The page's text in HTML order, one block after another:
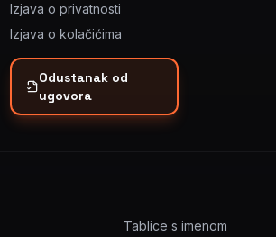
Izjava o privatnosti
Izjava o kolačićima
Odustanak od
ugovora
Tablice s imenom